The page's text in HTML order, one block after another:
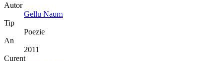
Autor
Gellu Naum
Tip
Poezie
An
2011
Curent